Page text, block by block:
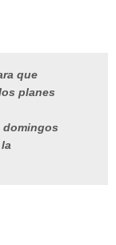
que
planes